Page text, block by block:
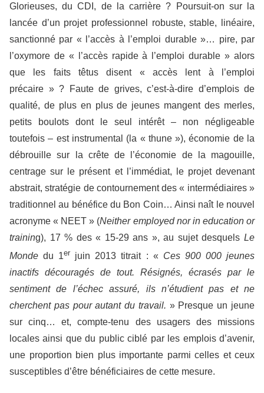
Glorieuses, du CDI, de la carrière ? Poursuit-on sur la
lancée d’un projet professionnel robuste, stable, linéaire,
sanctionné par « l’accès à l’emploi durable »… pire, par
l’oxymore de « l’accès rapide à l’emploi durable » alors
que les faits têtus disent « accès lent à l’emploi
précaire » ? Faute de grives, c’est-à-dire d’emplois de
qualité, de plus en plus de jeunes mangent des merles,
petits boulots dont le seul intérêt – non négligeable
toutefois – est instrumental (la « thune »), économie de la
débrouille sur la crête de l’économie de la magouille,
centrage sur le présent et l’immédiat, le projet devenant
abstrait, stratégie de contournement des « intermédiaires »
traditionnel au bénéfice du Bon Coin… Ainsi naît le nouvel
acronyme « NEET » (Neither employed nor in education or
training), 17 % des « 15-29 ans », au sujet desquels Le
Monde du 1er juin 2013 titrait : « Ces 900 000 jeunes
inactifs découragés de tout. Résignés, écrasés par le
sentiment de l’échec assuré, ils n’étudient pas et ne
cherchent pas pour autant du travail. » Presque un jeune
sur cinq… et, compte-tenu des usagers des missions
locales ainsi que du public ciblé par les emplois d’avenir,
une proportion bien plus importante parmi celles et ceux
susceptibles d’être bénéficiaires de cette mesure.